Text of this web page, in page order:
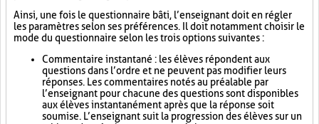
Ainsi, une fois le questionnaire bâti, l’enseignant doit en régler
les paramètres selon ses préférences. Il doit notamment choisir le
mode du questionnaire selon les trois options suivantes :
Commentaire instantané : les élèves répondent aux
questions dans l’ordre et ne peuvent pas modifier leurs
réponses. Les commentaires notés au préalable par
l’enseignant pour chacune des questions sont disponibles
aux élèves instantanément après que la réponse soit
soumise. L’enseignant suit la progression des élèves sur un